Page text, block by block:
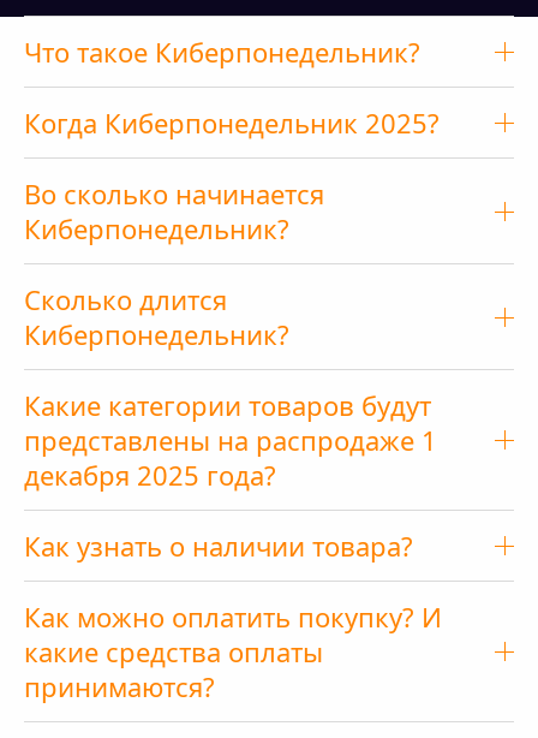
Что такое Киберпонедельник?
Когда Киберпонедельник 2025?
Во сколько начинается
Киберпонедельник?
Сколько длится
Киберпонедельник?
Какие категории товаров будут
представлены на распродаже 1
декабря 2025 года?
Как узнать о наличии товара?
Как можно оплатить покупку? И
какие средства оплаты
принимаются?